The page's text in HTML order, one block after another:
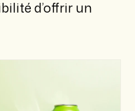
d’offrir un